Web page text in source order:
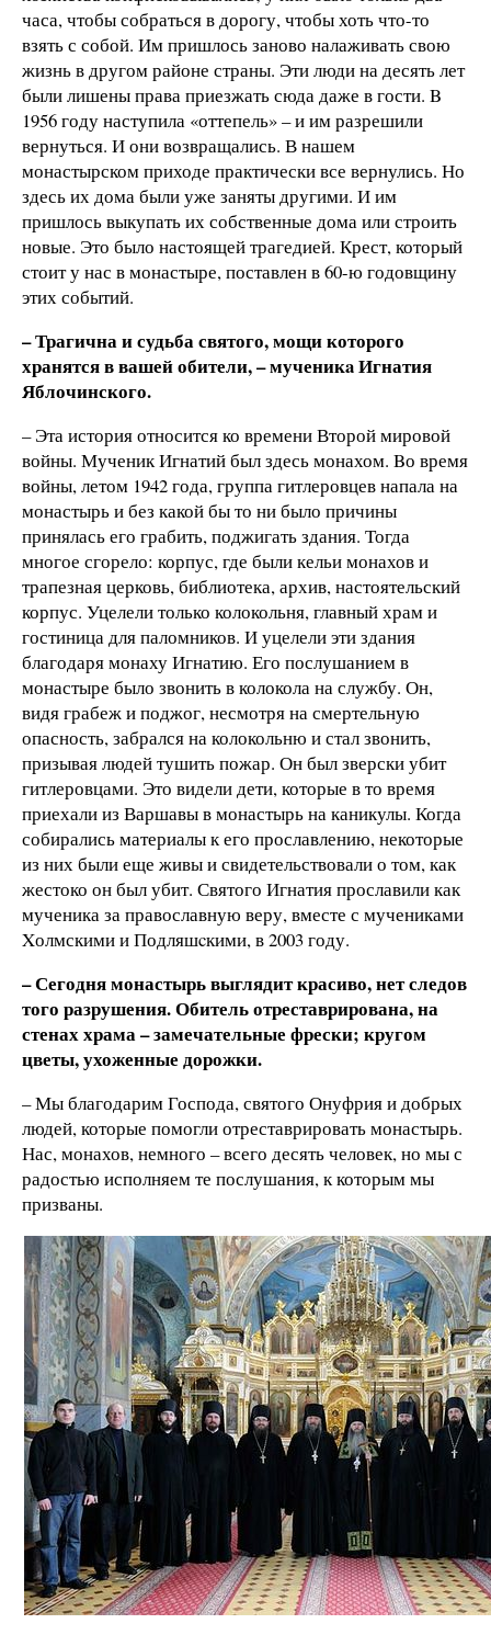
часа, чтобы собраться в дорогу, чтобы хоть что-то
взять с собой. Им пришлось заново налаживать свою
жизнь в другом районе страны. Эти люди на десять лет
были лишены права приезжать сюда даже в гости. B
1956 году наступила «оттепель» – и им разрешили
вернуться. И они возвращались. В нашем
монастырском приходе практически все вернулись. Но
здесь их дома были уже заняты другими. И им
пришлось выкупать их собственные дома или строить
новые. Это было настоящей трагедией. Крест, который
стоит у нас в монастыре, поставлен в 60-ю годовщину
этих событий.
– Трагична и судьба святого, мощи которого
хранятся в вашей обители, – мученикaИгнатия
Яблочинского.
– Эта история относится ко времени Второй мировой
войны. Мученик Игнатий был здесь монахом. Bо время
войны, летом 1942 года, группа гитлеровцев напала на
монастырь и без какой бы то ни было причины
принялась его грабить, поджигать здания. Тогда
многое сгорело: корпус, где были кельи монахов и
трапезная церковь, библиотека, архив, настоятельский
корпус. Уцелели только колокольня, главный храм и
гостиница для паломников. И уцелели эти здания
благодаря монаху Игнатию. Его послушанием в
монастыре было звонить в колокола на службу. Он,
видя грабеж и поджог, несмотря на смертельную
опасность, забрался на колокольню и стал звонить,
призывая людей тушить пожар. Он был зверски убит
гитлеровцами. Это видели дети, которые в то время
приехали из Варшавы в монастырь на каникулы. Когда
собирались материалы к его прославлению, некоторые
из них были еще живы и свидетельствовали о том, как
жестоко он был убит. Святого Игнатия прославили как
мученика за православную веру, вместе с мучениками
Xолмскими и Подляшcкими, в 2003 году.
– Сегодня монастырь выглядит красиво, нет следов
того разрушения. Обитель отреставрирована, на
стенах храма – замечательные фрески; кругом
цветы, ухоженные дорожки.
– Мы благодарим Господа, святого Онуфрия и добрых
людей, которые помогли отреставрировать монастырь.
Нас, монахов, немного – всего десять человек, но мы с
радостью исполняем те послушания, к которым мы
призваны.